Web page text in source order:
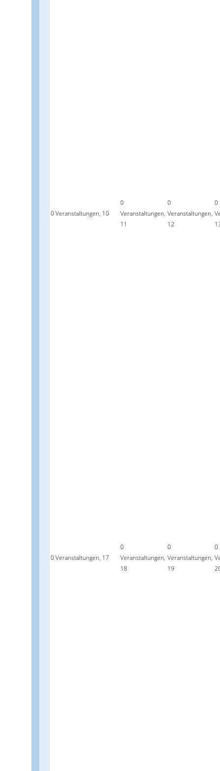
0 Veranstaltungen, 10
0
Veranstaltungen,
11
0
Veranstaltungen,
12
0
0 Veranstaltungen, 17
0
Veranstaltungen,
18
0
Veranstaltungen,
19
0